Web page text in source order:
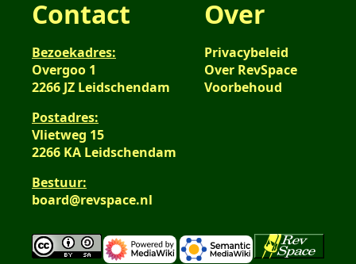
Contact
Bezoekadres:
Overgoo 1
2266 JZ Leidschendam
Postadres:
Vlietweg 15
2266 KA Leidschendam
Bestuur:
board@revspace.nl
Over
Privacybeleid
Over RevSpace
Voorbehoud